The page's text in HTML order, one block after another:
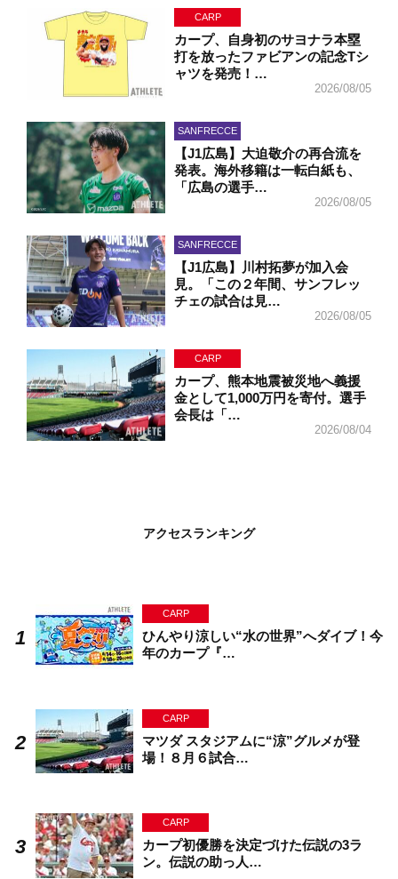
CARP
カープ、自身初のサヨナラ本塁
打を放ったファビアンの記念Tシ
ャツを発売！…
2026/08/05
SANFRECCE
【J1広島】大迫敬介の再合流を
発表。海外移籍は一転白紙も、
「広島の選手…
2026/08/05
SANFRECCE
【J1広島】川村拓夢が加入会
見。「この２年間、サンフレッ
チェの試合は見…
2026/08/05
CARP
カープ、熊本地震被災地へ義援
金として1,000万円を寄付。選手
会長は「…
2026/08/04
アクセスランキング
CARP
ひんやり涼しい“水の世界”へダイブ！今
年のカープ『…
CARP
マツダ スタジアムに“涼”グルメが登
場！８月６試合…
CARP
カープ初優勝を決定づけた伝説の3ラ
ン。伝説の助っ人…